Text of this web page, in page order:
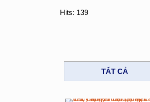
Hits: 139
TẤT CẢ